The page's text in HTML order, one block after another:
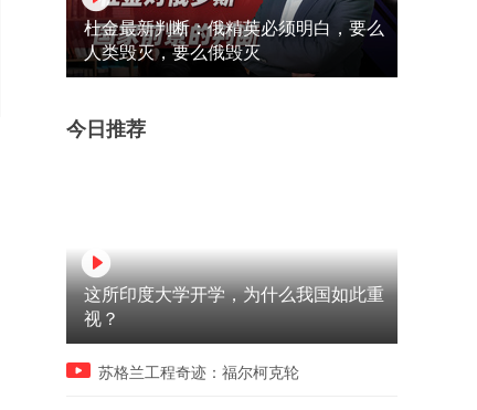
杜金最新判断：俄精英必须明白，要么
人类毁灭，要么俄毁灭
今日推荐
这所印度大学开学，为什么我国如此重
视？
苏格兰工程奇迹：福尔柯克轮